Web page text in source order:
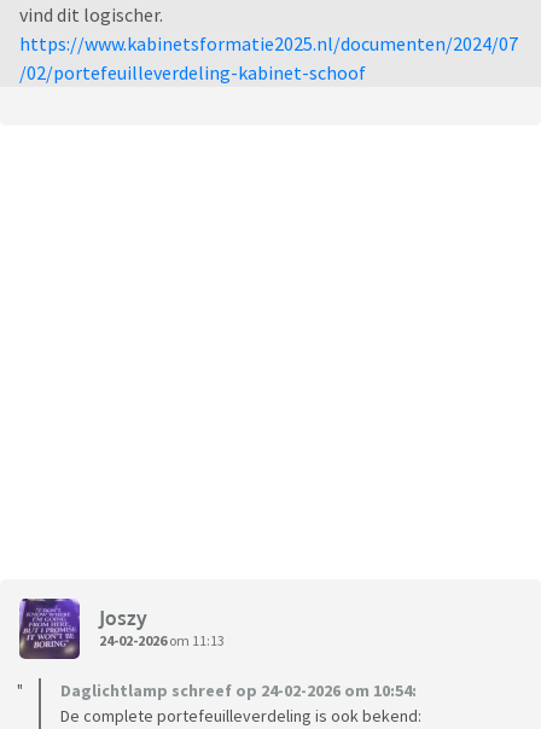
vind dit logischer.
https://www.kabinetsformatie2025.nl/documenten/2024/07
/02/portefeuilleverdeling-kabinet-schoof
Joszy
24-02-2026om 11:13
Daglichtlamp schreef op 24-02-2026 om 10:54:
De complete portefeuilleverdeling is ook bekend: